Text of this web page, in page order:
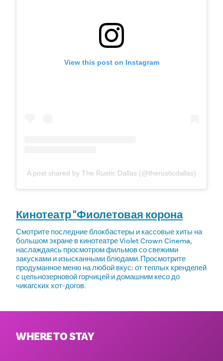
View this post on Instagram
A post shared by The Rustic Dallas (@therusticdallas)
Кинотеатр "Фиолетовая корона
Смотрите последние блокбастеры и кассовые хиты на
большом экране в кинотеатре Violet Crown Cinema,
наслаждаясь просмотром фильмов со свежими
закусками и изысканными блюдами. Просмотрите
продуманное меню на любой вкус: от теплых кренделей
с цельнозерновой горчицей и домашним кесо до
чикагских хот-догов.
WHERE TO STAY